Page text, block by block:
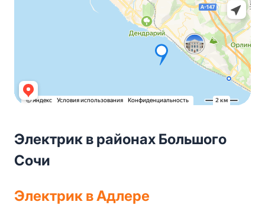
Электрик в районах Большого
Сочи
Электрик в Адлере